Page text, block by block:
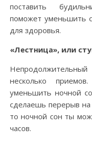
поставить
поможет уменьшить
для здоровья.
«Лестница», или
несколько
уменьшить ночной
сделаешь перерыв на
то ночной сон ты
часов.